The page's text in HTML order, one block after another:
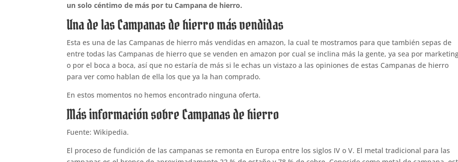
un solo céntimo de más por tu Campana de hierro.
Una de las Campanas de hierro más vendidas
Esta es una de las Campanas de hierro más vendidas en amazon, la cual te mostramos para que también sepas de
entre todas las Campanas de hierro que se venden en amazon por cual se inclina más la gente, ya sea por
o por el boca a boca, así que no estaría de más si le echas un vistazo a las opiniones de estas Campanas de hierro
para ver como hablan de ella los que ya la han comprado.
En estos momentos no hemos encontrado ninguna oferta.
Más información sobre Campanas de hierro
Fuente: Wikipedia.
El proceso de fundición de las campanas se remonta en Europa entre los siglos IV o V. El metal tradicional para las